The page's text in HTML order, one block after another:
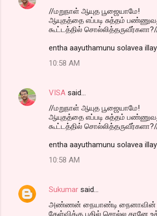
//மறுநாள் ஆயுத பூஜையாமே!
ஆயுதத்தை எப்படி சுத்தம்
கூட்டத்தில்
entha aayuthamunu solavea
10:58 AM
VISA said…
//மறுநாள் ஆயுத பூஜையாமே!
ஆயுதத்தை எப்படி சுத்தம்
கூட்டத்தில்
entha aayuthamunu solavea
10:58 AM
Sukumar said…
அண்ணன் நையாண்டி நைனாவின்
கேள்விக்கு பதில் சொல்ல தானே